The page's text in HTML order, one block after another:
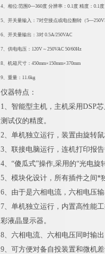
4、相位:范围0—360度 分辨率：0.1度 精度：0.1度
5、开关量输入：7对空接点或电位翻转（
6、开关量输出：3对 0.5A/250VAC
7、供电电压：120V～250VAC 50/60Hz
8、机箱尺寸：450mm×150mm×370mm
9、重量：11.6kg
仪器特点：
1、智能型主机，主机采用DSP
测试仪的精度。
2、单机独立运行，装置由旋转
3、联接电脑运行，连机打印报
4、“傻瓜式”操作,采用的“光电
5、模块化设计，所有插件之间*
6、由于是六相电流，六相电压
7、单机独立运行，内置高性能
彩液晶显示器。
8、六相电流、六相电压同时输
9、可方便对备自投装置和微机